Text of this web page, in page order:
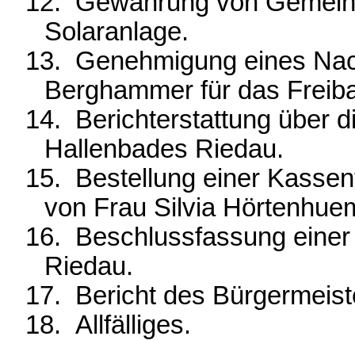
Solaranlage.
13. Genehmigung eines
Berghammer für das
14.
Berichterstattung über
Hallenbades Riedau.
15.
Bestellung einer
von Frau Silvia
16.
Beschlussfassung
Riedau.
17.
Bericht des
18. Allfälliges.